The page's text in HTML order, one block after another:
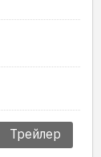
Трейлер